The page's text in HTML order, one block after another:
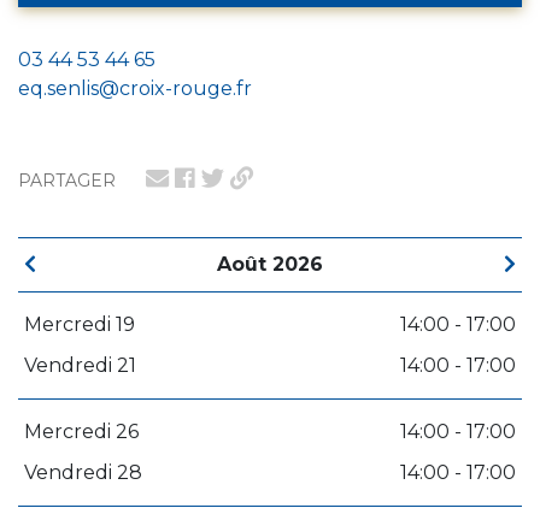
PARTAGER
Août 2026
Mercredi 19
14:00 - 17:00
Vendredi 21
14:00 - 17:00
Mercredi 26
14:00 - 17:00
Vendredi 28
14:00 - 17:00
03 44 53 44 65
eq.senlis@croix-rouge.fr